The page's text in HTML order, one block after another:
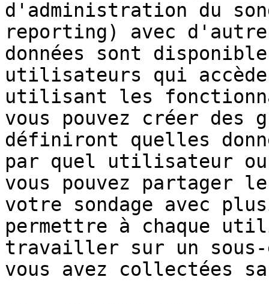
d'administration du
reporting) avec
données sont
utilisateurs qui
utilisant les
vous pouvez créer des
définiront quelles
par quel utilisateur ou
vous pouvez partager
votre sondage avec
permettre à chaque
travailler sur un sous-
vous avez collectées